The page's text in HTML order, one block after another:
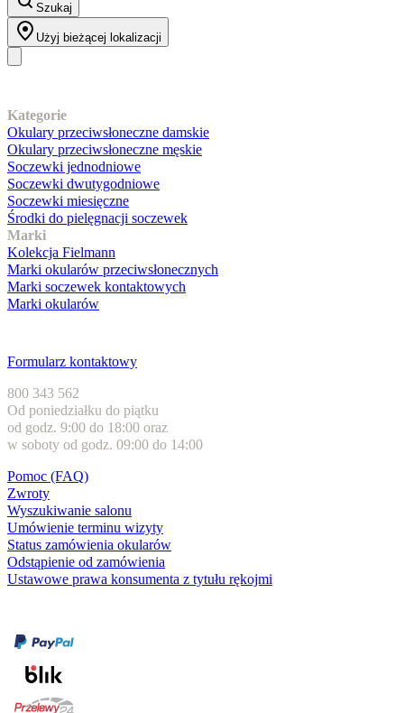
Szukaj
Użyj bieżącej lokalizacji
Kategorie
Okulary przeciwsłoneczne damskie
Okulary przeciwsłoneczne męskie
Soczewki jednodniowe
Soczewki dwutygodniowe
Soczewki miesięczne
Środki do pielęgnacji soczewek
Marki
Kolekcja Fielmann
Marki okularów przeciwsłonecznych
Marki soczewek kontaktowych
Marki okularów
Formularz kontaktowy
800 343 562
Od poniedziałku do piątku
od godz. 9:00 do 18:00 oraz
w soboty od godz. 09:00 do 14:00
Pomoc (FAQ)
Zwroty
Wyszukiwanie salonu
Umówienie terminu wizyty
Status zamówienia okularów
Odstąpienie od zamówienia
Ustawowe prawa konsumenta z tytułu rękojmi